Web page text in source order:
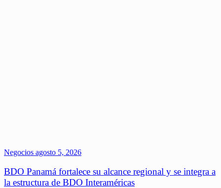
Negocios agosto 5, 2026
BDO Panamá fortalece su alcance regional y se integra a
la estructura de BDO Interaméricas